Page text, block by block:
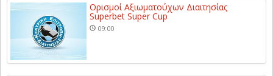
Ορισμοί Αξιωματούχων Διαιτησίας
Superbet Super Cup
09:00